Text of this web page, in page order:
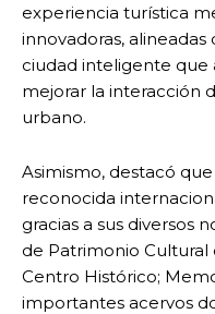
experiencia turística
innovadoras,
ciudad inteligente que
mejorar la interacción
urbano.
Asimismo, destacó
reconocida
gracias a sus diversos
de Patrimonio
Centro Histórico;
importantes acervos